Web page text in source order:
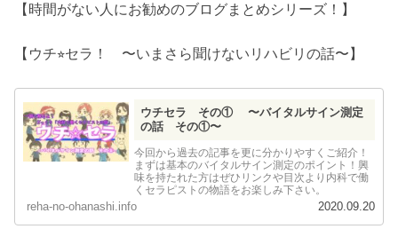
【時間がない人にお勧めのブログまとめシリーズ！】
【ウチ⭐︎セラ！ 〜いまさら聞けないリハビリの話〜】
ウチセラ その① 〜バイタルサイン測定
の話 その①〜
今回から過去の記事を更に分かりやすくご紹介！
まずは基本のバイタルサイン測定のポイント！興
味を持たれた方はぜひリンクや目次より内科で働
くセラピストの物語をお楽しみ下さい。
reha-no-ohanashi.info 2020.09.20